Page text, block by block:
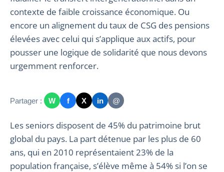
contexte de faible croissance économique. Ou
encore un alignement du taux de CSG des pensions
élevées avec celui qui s’applique aux actifs, pour
pousser une logique de solidarité que nous devons
urgemment renforcer.
Partager : W f X in @
Les seniors disposent de 45% du patrimoine brut
global du pays. La part détenue par les plus de 60
ans, qui en 2010 représentaient 23% de la
population française, s’élève même à 54% si l’on se